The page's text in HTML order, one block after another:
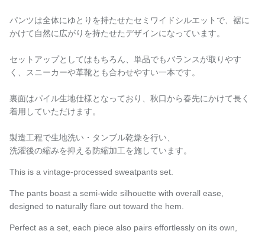
パンツは全体にゆとりを持たせたセミワイドシルエットで、裾に
かけて自然に広がりを持たせたデザインになっています。
セットアップとしてはもちろん、単品でもバランスが取りやす
く、スニーカーや革靴とも合わせやすい一本です。
裏面はパイル生地仕様となっており、秋口から春先にかけて長く
着用していただけます。
製造工程で生地洗い・タンブル乾燥を行い、
洗濯後の縮みを抑える防縮加工を施しています。
This is a vintage-processed sweatpants set.
The pants boast a semi-wide silhouette with overall ease,
designed to naturally flare out toward the hem.
Perfect as a set, each piece also pairs effortlessly on its own,